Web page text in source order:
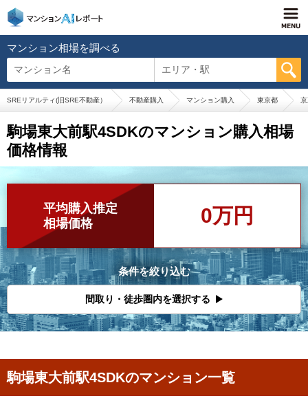
マンション相場を調べる
マンション名 エリア・駅
SREリアルティ(旧SRE不動産） 不動産購入 マンション購入 東京都
駒場東大前駅4SDKのマンション購入相場
価格情報
平均購入推定
相場価格
0万円
条件を絞り込む
間取り・徒歩圏内を選択する
駒場東大前駅4SDKのマンション一覧